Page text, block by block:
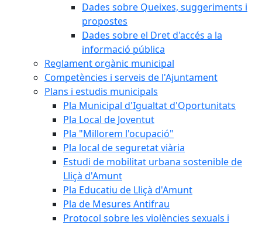
Dades sobre Queixes, suggeriments i
propostes
Dades sobre el Dret d'accés a la
informació pública
Reglament orgànic municipal
Competències i serveis de l'Ajuntament
Plans i estudis municipals
Pla Municipal d'Igualtat d'Oportunitats
Pla Local de Joventut
Pla "Millorem l'ocupació"
Pla local de seguretat viària
Estudi de mobilitat urbana sostenible de
Lliçà d'Amunt
Pla Educatiu de Lliçà d'Amunt
Pla de Mesures Antifrau
Protocol sobre les violències sexuals i